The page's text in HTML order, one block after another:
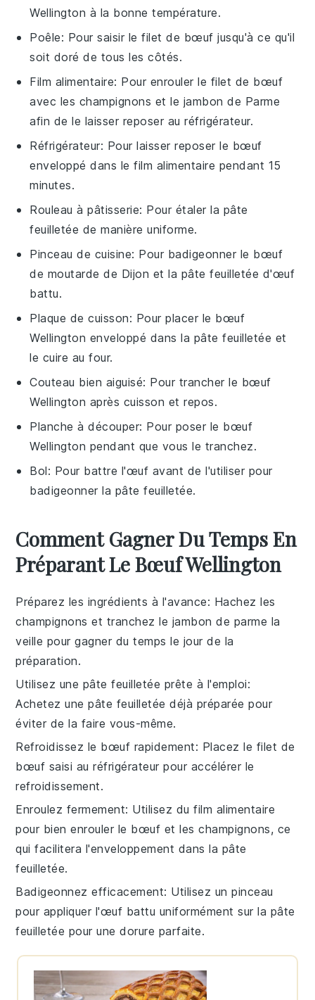
Wellington à la bonne température.
Poêle: Pour saisir le filet de bœuf jusqu'à ce qu'il
soit doré de tous les côtés.
Film alimentaire: Pour enrouler le filet de bœuf
avec les champignons et le jambon de Parme
afin de le laisser reposer au réfrigérateur.
Réfrigérateur: Pour laisser reposer le bœuf
enveloppé dans le film alimentaire pendant 15
minutes.
Rouleau à pâtisserie: Pour étaler la pâte
feuilletée de manière uniforme.
Pinceau de cuisine: Pour badigeonner le bœuf
de moutarde de Dijon et la pâte feuilletée d'œuf
battu.
Plaque de cuisson: Pour placer le bœuf
Wellington enveloppé dans la pâte feuilletée et
le cuire au four.
Couteau bien aiguisé: Pour trancher le bœuf
Wellington après cuisson et repos.
Planche à découper: Pour poser le bœuf
Wellington pendant que vous le tranchez.
Bol: Pour battre l'œuf avant de l'utiliser pour
badigeonner la pâte feuilletée.
Comment Gagner Du Temps En
Préparant Le Bœuf Wellington
Préparez les ingrédients à l'avance: Hachez les
champignons et tranchez le jambon de parme la
veille pour gagner du temps le jour de la
préparation.
Utilisez une pâte feuilletée prête à l'emploi:
Achetez unepâte feuilletée déjà préparée pour
éviter de la faire vous-même.
Refroidissez le bœuf rapidement: Placez le filet de
bœuf saisi au réfrigérateur pour accélérer le
refroidissement.
Enroulez fermement: Utilisez dufilm alimentaire
pour bien enrouler le bœuf et leschampignons, ce
qui facilitera l'enveloppement dans la pâte
feuilletée.
Badigeonnez efficacement: Utilisez un pinceau
pour appliquer l'œuf battu uniformément sur la pâte
feuilletée pour une dorure parfaite.